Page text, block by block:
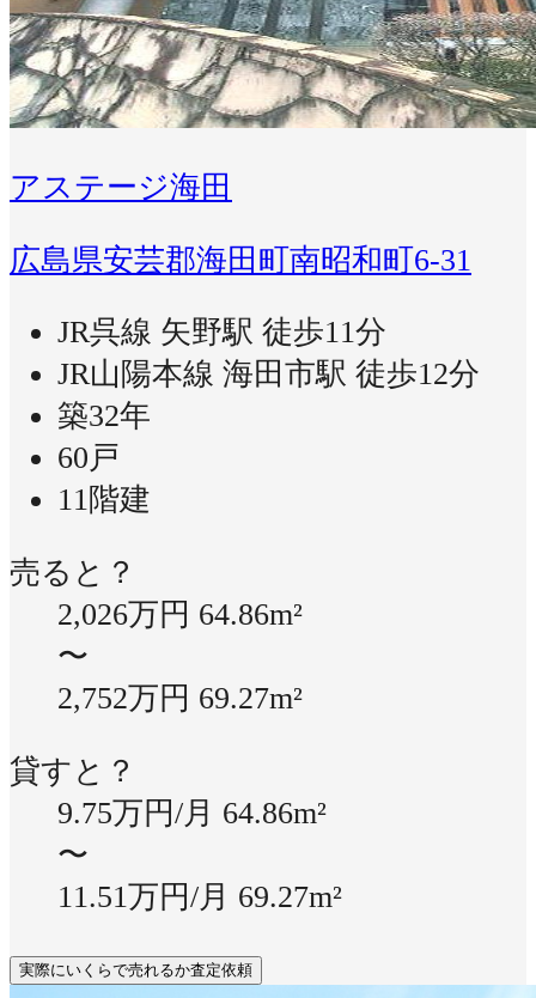
アステージ海田
広島県安芸郡海田町南昭和町6-31
JR呉線 矢野駅 徒歩11分
JR山陽本線 海田市駅 徒歩12分
築32年
60戸
11階建
売ると？
2,026万円 64.86m²
〜
2,752万円 69.27m²
貸すと？
9.75万円/月 64.86m²
〜
11.51万円/月 69.27m²
実際にいくらで売れるか査定依頼